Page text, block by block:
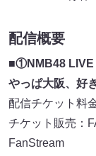
配信概要
■①NMB48 LIVE
やっぱ大阪、好
配信チケット料
チケット販売：
FanStream